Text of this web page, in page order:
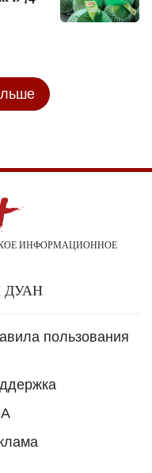
ИНФОРМАЦИОННОЕ
ДУАН
пользования